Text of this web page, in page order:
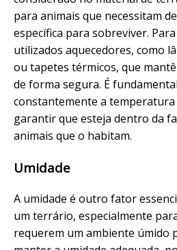
para animais que necessitam
específica para sobreviver.
utilizados aquecedores, como
ou tapetes térmicos, que
de forma segura. É
constantemente a
garantir que esteja dentro da
animais que o habitam.
Umidade
A umidade é outro fator
um terrário, especialmente
requerem um ambiente úmido